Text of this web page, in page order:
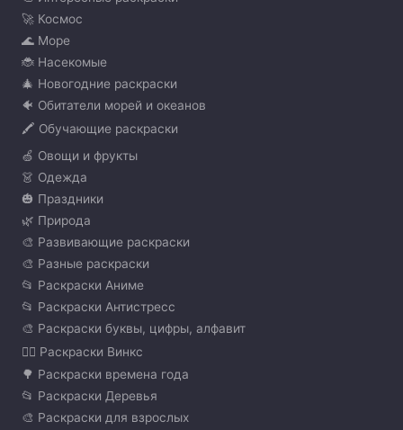
🚀 Космос
🌊 Море
🐞 Насекомые
🎄 Новогодние раскраски
🐠 Обитатели морей и океанов
🖍️ Обучающие раскраски
🍏 Овощи и фрукты
👗 Одежда
🎃 Праздники
🌿 Природа
🎨 Развивающие раскраски
🎨 Разные раскраски
📂 Раскраски Аниме
📂 Раскраски Антистресс
🎨 Раскраски буквы, цифры, алфавит
🧚‍♀️ Раскраски Винкс
🌳 Раскраски времена года
📂 Раскраски Деревья
🎨 Раскраски для взрослых